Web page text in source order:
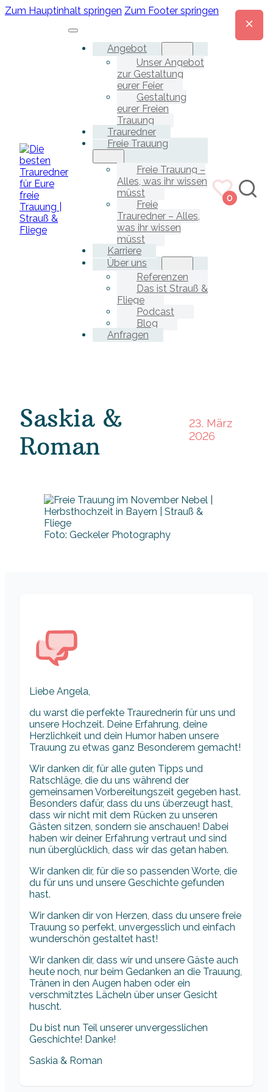
Zum Hauptinhalt springen Zum Footer springen
Angebot
Unser Angebot
zur Gestaltung
eurer Feier
Gestaltung
eurer Freien
Trauung
Trauredner
Freie Trauung
Freie Trauung –
Alles, was ihr wissen
müsst
Freie
Trauredner – Alles,
was ihr wissen
müsst
Karriere
Über uns
Referenzen
Das ist Strauß &
Fliege
Podcast
Blog
Anfragen
0
Saskia &
Roman
23. März
2026
Foto: Geckeler Photography
Liebe Angela,
du warst die perfekte Traurednerin für uns und
unsere Hochzeit. Deine Erfahrung, deine
Herzlichkeit und dein Humor haben unsere
Trauung zu etwas ganz Besonderem gemacht!
Wir danken dir, für alle guten Tipps und
Ratschläge, die du uns während der
gemeinsamen Vorbereitungszeit gegeben hast.
Besonders dafür, dass du uns überzeugt hast,
dass wir nicht mit dem Rücken zu unseren
Gästen sitzen, sondern sie anschauen! Dabei
haben wir deiner Erfahrung vertraut und sind
nun überglücklich, dass wir das getan haben.
Wir danken dir, für die so passenden Worte, die
du für uns und unsere Geschichte gefunden
hast.
Wir danken dir von Herzen, dass du unsere freie
Trauung so perfekt, unvergesslich und einfach
wunderschön gestaltet hast!
Wir danken dir, dass wir und unsere Gäste auch
heute noch, nur beim Gedanken an die Trauung,
Tränen in den Augen haben oder ein
verschmitztes Lächeln über unser Gesicht
huscht.
Du bist nun Teil unserer unvergesslichen
Geschichte! Danke!
Saskia & Roman